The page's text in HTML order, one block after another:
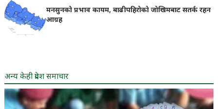
मनसुनको प्रभाव कायम, बाढीपहिरोको जोखिमबाट सतर्क रहन
आग्रह
अन्य केही प्रदेश समाचार